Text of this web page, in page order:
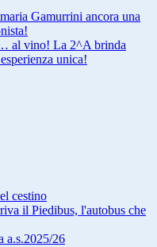
Gamurrini ancora una
al vino! La 2^A brinda
unica!
cestino
il Piedibus, l'autobus che
a.s.2025/26